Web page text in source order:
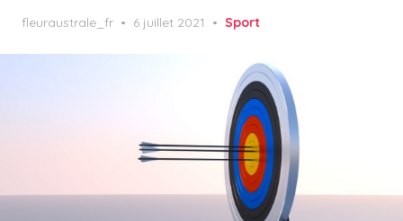
fleuraustrale_fr
Posted
6 juillet 2021 Sport